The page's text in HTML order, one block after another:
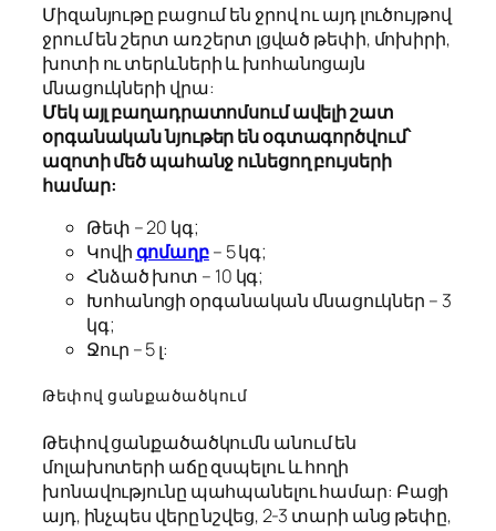
Միզանյութը բացում են ջրով ու այդ լուծույթով
ջրում են շերտ առ շերտ լցված թեփի, մոխիրի,
խոտի ու տերևների և խոհանոցայն
մնացուկների վրա:
Մեկ այլ բաղադրատոմսում ավելի շատ
օրգանական նյութեր են օգտագործվում՝
ազոտի մեծ պահանջ ունեցող բույսերի
համար:
Թեփ – 20 կգ;
Կովի գոմաղբ– 5 կգ;
Հնձած խոտ – 10 կգ;
Խոհանոցի օրգանական մնացուկներ – 3
կգ;
Ջուր – 5 լ:
Թեփով ցանքածածկում
Թեփով ցանքածածկումն անում են
մոլախոտերի աճը զսպելու և հողի
խոնավությունը պահպանելու համար: Բացի
այդ, ինչպես վերը նշվեց, 2-3 տարի անց թեփը,